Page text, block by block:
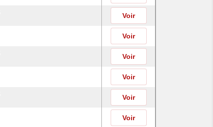
Voir
Voir
Voir
Voir
Voir
Voir